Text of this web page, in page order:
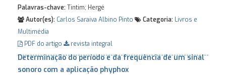
Palavras-chave:Tintim; Hergé
Autor(es): Carlos Saraiva Albino Pinto Categoria: Livros e
Multimédia
PDF do artigo
revista integral
Determinação do período e da frequência de um sinal
sonoro com a aplicação phyphox